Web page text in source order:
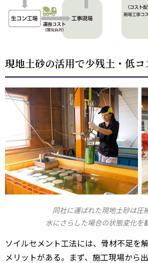
現地土砂の活用で少残土・低コ
同社に運ばれた現地土砂は圧
水にさらした場合の状態変化を
ソイルセメント工法には、骨材不足を
メリットがある。まず、施工現場から